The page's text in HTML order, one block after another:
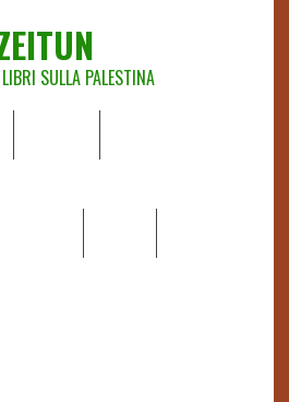
SULLA PALESTINA